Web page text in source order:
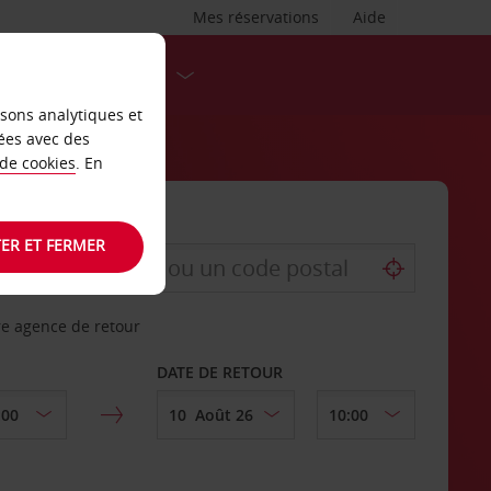
Aide
Mes réservations
agence de retour
DATE DE RETOUR
analytiques et
avec des
cookies. En
ET FERMER